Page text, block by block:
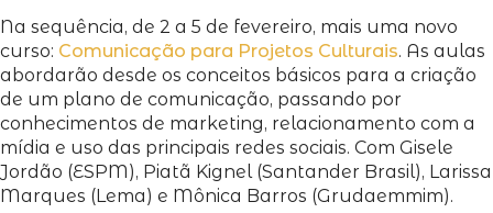
Na sequência, de 2 a 5 de fevereiro, mais uma novo
curso: Comunicação para Projetos Culturais. As aulas
abordarão desde os conceitos básicos para a criação
de um plano de comunicação, passando por
conhecimentos de marketing, relacionamento com a
mídia e uso das principais redes sociais. Com Gisele
Jordão (ESPM), Piatã Kignel (Santander Brasil), Larissa
Marques (Lema) e Mônica Barros (Grudaemmim).